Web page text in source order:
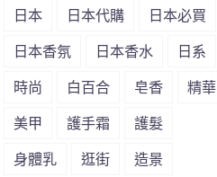
日本 日本代購 日本必買
日本香氛 日本香水 日系
時尚 白百合 皂香 精華
美甲 護手霜 護髮
身體乳 逛街 造景